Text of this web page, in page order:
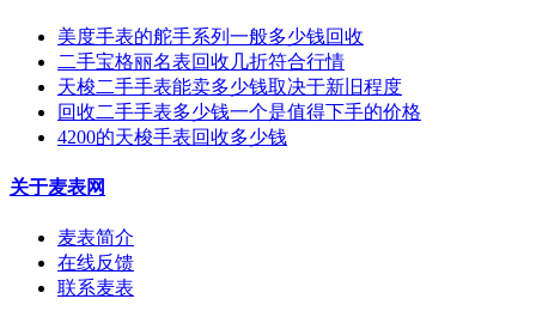
美度手表的舵手系列一般多少钱回收
二手宝格丽名表回收几折符合行情
天梭二手手表能卖多少钱取决于新旧程度
回收二手手表多少钱一个是值得下手的价格
4200的天梭手表回收多少钱
关于麦表网
麦表简介
在线反馈
联系麦表